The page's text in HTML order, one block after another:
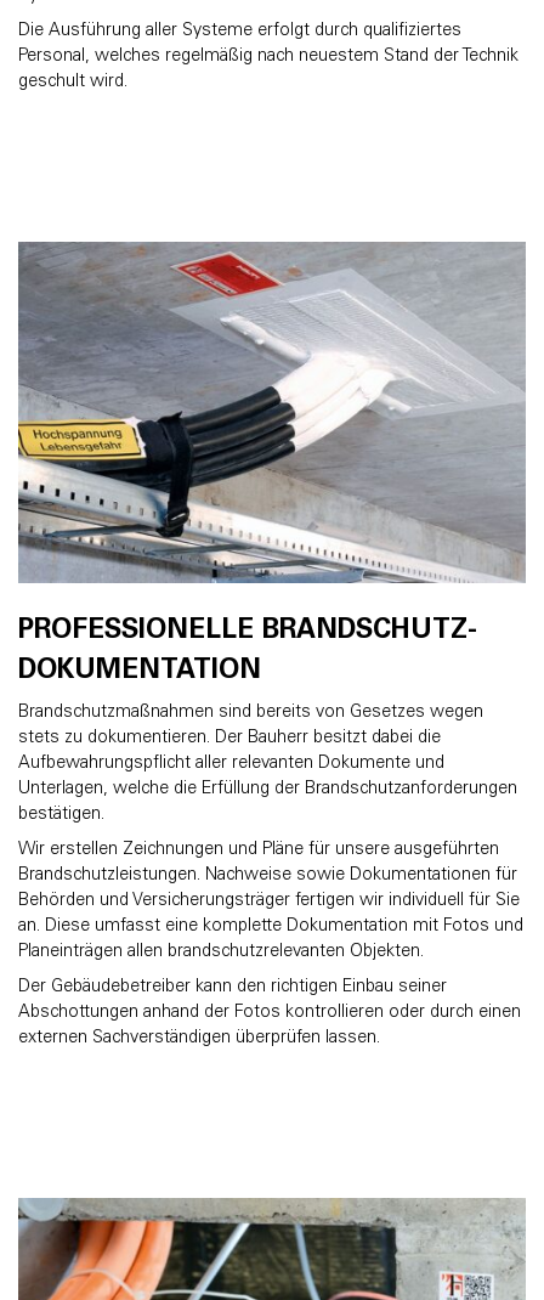
Die Ausführung aller Systeme erfolgt durch qualifiziertes
Personal, welches regelmäßig nach neuestem Stand der Technik
geschult wird.
PROFESSIONELLE BRANDSCHUTZ-
DOKUMENTATION
Brandschutzmaßnahmen sind bereits von Gesetzes wegen
stets zu dokumentieren. Der Bauherr besitzt dabei die
Aufbewahrungspflicht aller relevanten Dokumente und
Unterlagen, welche die Erfüllung der Brandschutzanforderungen
bestätigen.
Wir erstellen Zeichnungen und Pläne für unsere ausgeführten
Brandschutzleistungen. Nachweise sowie Dokumentationen für
Behörden und Versicherungsträger fertigen wir individuell für Sie
an. Diese umfasst eine komplette Dokumentation mit Fotos und
Planeinträgen allen brandschutzrelevanten Objekten.
Der Gebäudebetreiber kann den richtigen Einbau seiner
Abschottungen anhand der Fotos kontrollieren oder durch einen
externen Sachverständigen überprüfen lassen.